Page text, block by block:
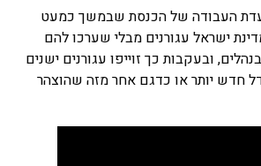
העבודה של הכנסת שבמשך כמעט
ישראל עגורנים מבלי שערכו להם
ובעקבות כך זוייפו עגורנים ישנים
חדש יותר או כדגם אחר מזה שהוצהר